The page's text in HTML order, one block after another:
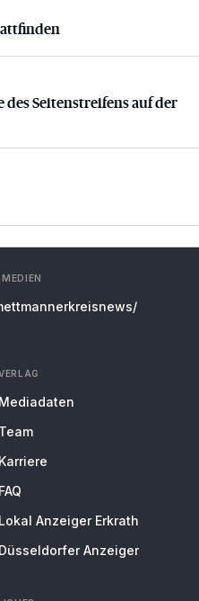
Seitenstreifens auf der A3
Seitenstreifens auf der
Mediadaten
Team
Karriere
FAQ
Lokal Anzeiger Erkrath
Düsseldorfer Anzeiger